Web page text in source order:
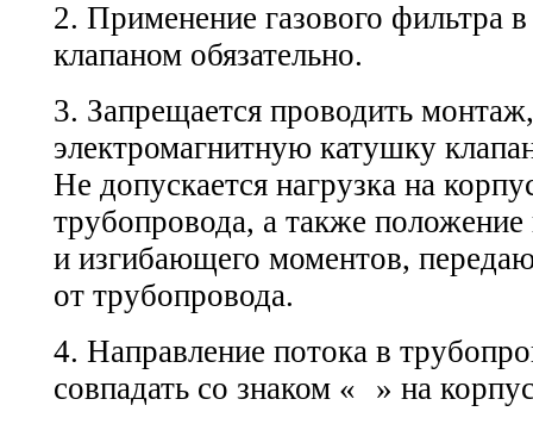
2. Применение газового фильтра
клапаном обязательно.
3. Запрещается проводить
электромагнитную катушку
Не допускается нагрузка на
трубопровода, а также положение
и изгибающего моментов,
от трубопровода.
4. Направление потока в
совпадать со знаком «
» на